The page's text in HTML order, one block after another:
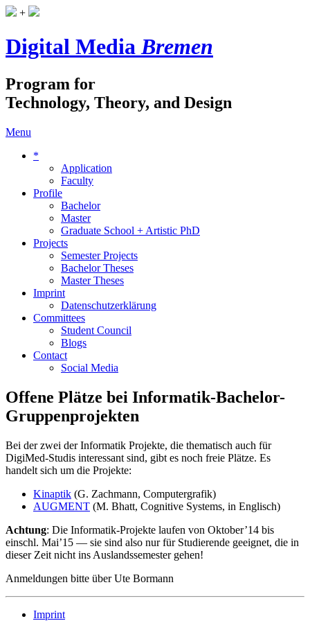
+
Digital MediaBremen
Program for
Technology, Theory, and Design
Menu
*
Application
Faculty
Profile
Bachelor
Master
Graduate School + Artistic PhD
Projects
Semester Projects
Bachelor Theses
Master Theses
Imprint
Datenschutzerklärung
Committees
Student Council
Blogs
Contact
Social Media
Offene Plätze bei Informatik-Bachelor-
Gruppenprojekten
Bei der zwei der Informatik Projekte, die thematisch auch für
DigiMed-Studis interessant sind, gibt es noch freie Plätze. Es
handelt sich um die Projekte:
Kinaptik (G. Zachmann, Computergrafik)
AUGMENT (M. Bhatt, Cognitive Systems, in Englisch)
Achtung: Die Informatik-Projekte laufen von Oktober’14 bis
einschl. Mai’15 — sie sind also nur für Studierende geeignet, die in
dieser Zeit nicht ins Auslandssemester gehen!
Anmeldungen bitte über Ute Bormann
Imprint